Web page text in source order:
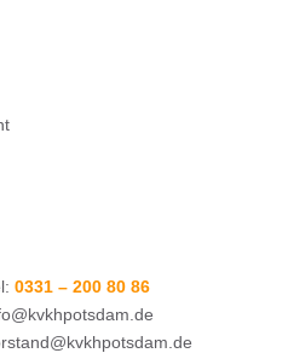
0331 – 200 80 86